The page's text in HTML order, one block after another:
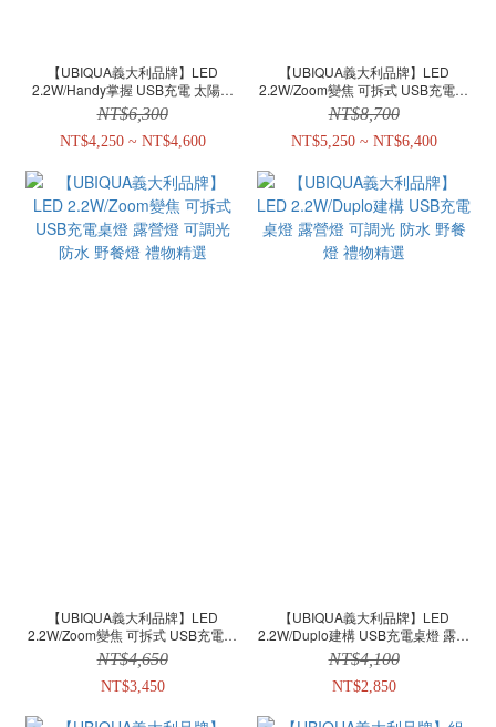
【UBIQUA義大利品牌】LED
2.2W/Handy掌握 USB充電 太陽能
草皮燈 戶外壁燈 露營燈 可調光 防水
野餐燈
NT$6,300
NT$4,250 ~ NT$4,600
【UBIQUA義大利品牌】LED
2.2W/Zoom變焦 可拆式 USB充電立
燈 露營燈 可調光 防水 野餐燈 禮物
精選
NT$8,700
NT$5,250 ~ NT$6,400
【UBIQUA義大利品牌】LED
2.2W/Zoom變焦 可拆式 USB充電桌
燈 露營燈 可調光 防水 野餐燈 禮物
精選
NT$4,650
NT$3,450
【UBIQUA義大利品牌】LED
2.2W/Duplo建構 USB充電桌燈 露營
燈 可調光 防水 野餐燈 禮物精選
NT$4,100
NT$2,850